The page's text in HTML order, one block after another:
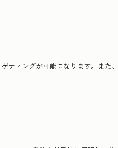
ティングが可能になります。また